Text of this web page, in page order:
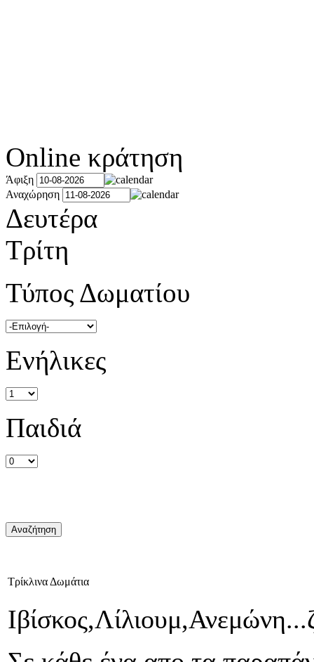
Online κράτηση
Άφιξη
Αναχώρηση
Δευτέρα
Τρίτη
Τύπος Δωματίου
Ενήλικες
Παιδιά
Τρίκλινα Δωμάτια